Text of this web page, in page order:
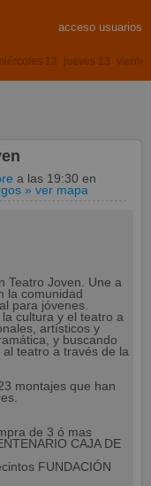
acceso usuarios
12 jueves 13
a las 19:30en
» ver mapa
Teatro Joven. Une a
la comunidad
para jóvenes.
cultura y el teatro a
artísticos y
y buscando
teatro a través de la
montajes que han
de 3 ó mas
CAJA DE
FUNDACIÓN